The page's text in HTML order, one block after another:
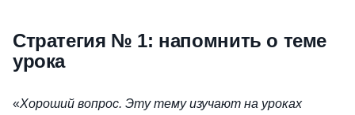
Стратегия № 1: напомнить о теме
урока
«Хороший вопрос. Эту тему изучают на уроках